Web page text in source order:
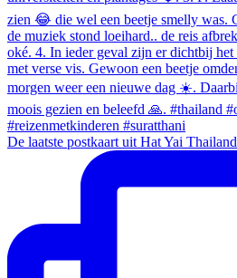
De laatste postkaart uit Hat Yai Thailand